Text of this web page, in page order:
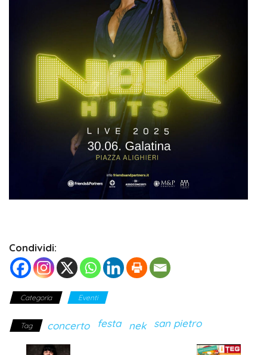
Condividi:
Categoria Eventi
Tag concerto festa nek san pietro